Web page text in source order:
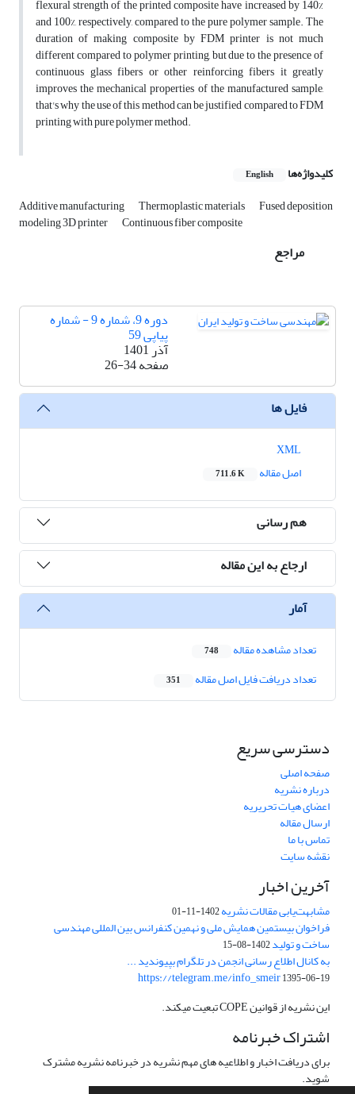
flexural strength of the printed composite have increased by 140%
and 100%, respectively, compared to the pure polymer sample. The
duration of making composite by FDM printer is not much
different compared to polymer printing, but due to the presence of
continuous glass fibers or other reinforcing fibers it greatly
improves the mechanical properties of the manufactured sample,
that's why the use of this method can be justified compared to FDM
printing with pure polymer method.
کلیدواژه‌ها English
Additive manufacturing Thermoplastic materials Fused deposition
modeling 3D printer Continuous fiber composite
مراجع
دوره 9، شماره 9 - شماره
پیاپی 59
آذر 1401
صفحه26-34
فایل ها
اصل مقاله
711.6 K
هم رسانی
ارجاع به این مقاله
آمار
تعداد مشاهده مقاله 748
تعداد دریافت فایل اصل مقاله 351
دسترسی سریع
صفحه اصلی
درباره نشریه
اعضای هیات تحریریه
ارسال مقاله
تماس با ما
نقشه سایت
آخرین اخبار
مشابهت‌یابی مقالات نشریه1402-11-01
فراخوان بیستمین همایش ملی و نهمین کنفرانس بین المللی مهندسی
ساخت و تولید1402-08-15
به کانال اطلاع رسانی انجمن در تلگرام بپیوندید ...
https://telegram.me/info_smeir1395-06-19
این نشریه از قوانین COPE تبعیت میکند.
اشتراک خبرنامه
برای دریافت اخبار و اطلاعیه های مهم نشریه در خبرنامه نشریه مشترک
شوید.